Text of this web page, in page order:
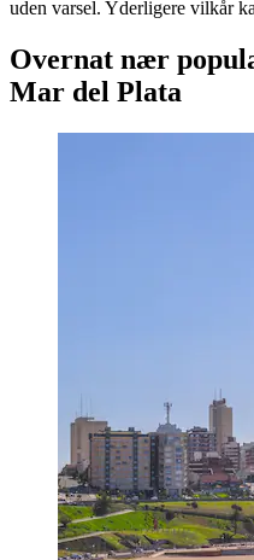
uden varsel. Yderligere vilkår
Overnat nær
Mar del Plata